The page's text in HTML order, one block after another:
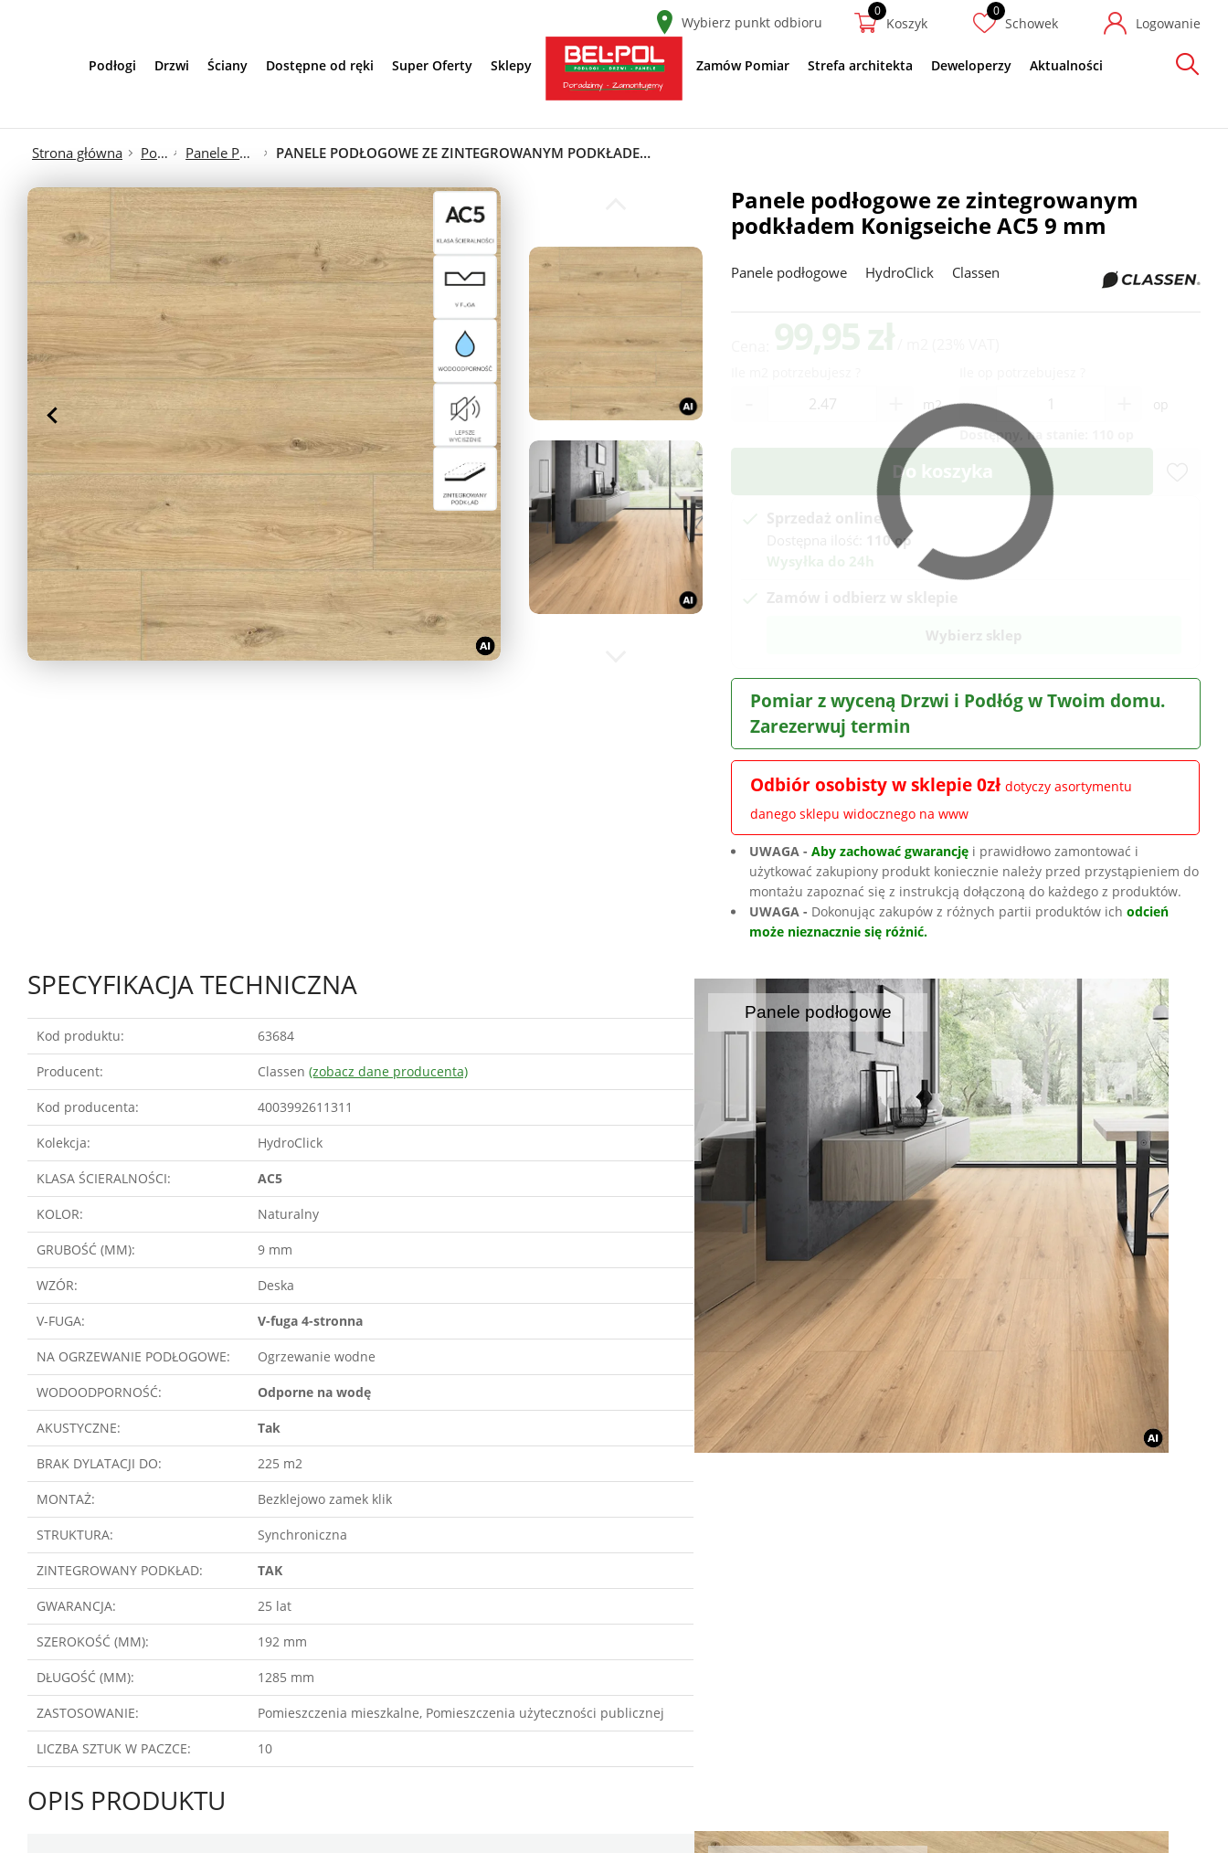
Wybierz punkt odbioru Koszyk Schowek Logowanie
Podłogi Drzwi Ściany Dostępne od ręki Super Oferty Sklepy Zamów Pomiar Strefa architekta Deweloperzy Aktualności
Szukaj
Strona główna Podłogi Panele Podłogowe PANELE PODŁOGOWE ZE ZINTEGROWANYM PODKŁADEM KONIGSEICHE AC5 9 MM, 63684
Panele podłogowe ze zintegrowanym
podkładem Konigseiche AC5 9 mm
Panele podłogowe HydroClick Classen
m2 -
op
Dostępny, na stanie:
Do koszyka
Sprzedaż online
110 op
Wybierz sklep
Pomiar z wyceną Drzwi i Podłóg w Twoim domu.
Zarezerwuj termin
Odbiór osobisty w sklepie 0złdotyczy asortymentu
danego sklepu widocznego na www
UWAGA -Aby zachować gwarancję i prawidłowo zamontować i
użytkować zakupiony produkt koniecznie należy przed przystąpieniem do
montażu zapoznać się z instrukcją dołączoną do każdego z produktów.
UWAGA - Dokonując zakupów z różnych partii produktów ichodcień
może nieznacznie się różnić.
SPECYFIKACJA TECHNICZNA
Kod produktu: 63684
Producent: Classen (zobacz dane producenta)
Kod producenta: 4003992611311
Kolekcja: HydroClick
KLASA ŚCIERALNOŚCI: AC5
KOLOR: Naturalny
GRUBOŚĆ (MM): 9 mm
WZÓR: Deska
V-FUGA: V-fuga 4-stronna
NA OGRZEWANIE PODŁOGOWE: Ogrzewanie wodne
WODOODPORNOŚĆ: Odporne na wodę
AKUSTYCZNE: Tak
BRAK DYLATACJI DO: 225 m2
MONTAŻ: Bezklejowo zamek klik
STRUKTURA: Synchroniczna
ZINTEGROWANY PODKŁAD: TAK
GWARANCJA: 25 lat
SZEROKOŚĆ (MM): 192 mm
DŁUGOŚĆ (MM): 1285 mm
ZASTOSOWANIE: Pomieszczenia mieszkalne, Pomieszczenia użyteczności publicznej
LICZBA SZTUK W PACZCE: 10
Panele podłogowe
OPIS PRODUKTU